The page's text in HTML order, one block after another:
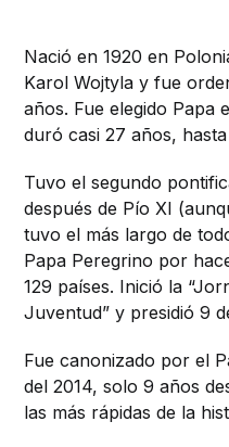
Nació en 1920 en
Karol Wojtyla y fue
años. Fue elegido Papa
duró casi 27 años,
Tuvo el segundo
después de Pío XI
tuvo el más largo de
Papa Peregrino por
129 países. Inició la
Juventud” y presidió 9
Fue canonizado por el
del 2014, solo 9 años
las más rápidas de la